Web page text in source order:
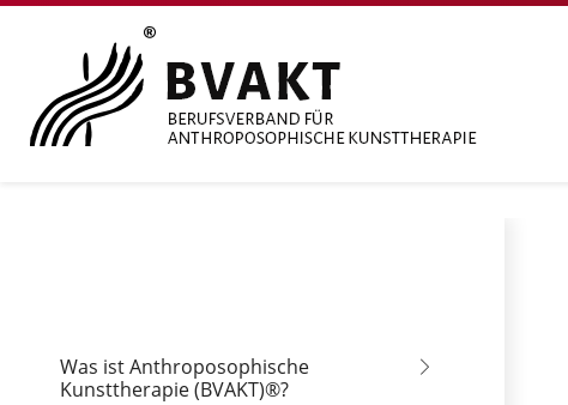
Was ist Anthroposophische
Kunsttherapie (BVAKT)®?